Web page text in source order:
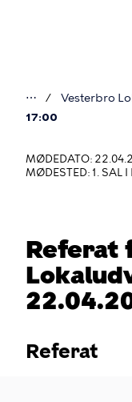
Du
her
⋯ Vesterbro
17:00
MØDEDATO:
MØDESTED: 1. SAL
Referat
Referat